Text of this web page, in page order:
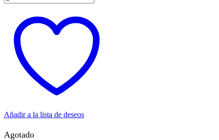
Añadir a la lista de deseos
Agotado